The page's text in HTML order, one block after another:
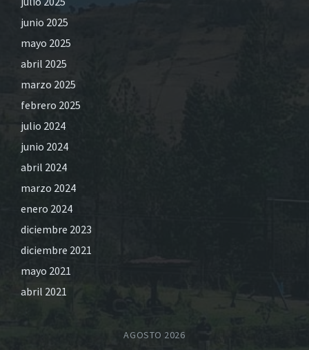
junio 2025
mayo 2025
abril 2025
marzo 2025
febrero 2025
julio 2024
junio 2024
abril 2024
marzo 2024
enero 2024
diciembre 2023
diciembre 2021
mayo 2021
abril 2021
AGOSTO 2026